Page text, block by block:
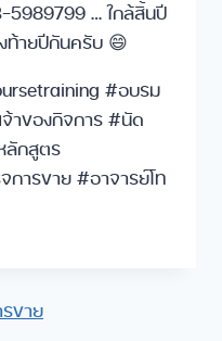
… ใกล้สิ้นปี
ท้ายปีกันครับ 😄
#อบรม
าของกิจการ #นัด
ลักสูตร
การขาย #อาจารย์โท
ขาย